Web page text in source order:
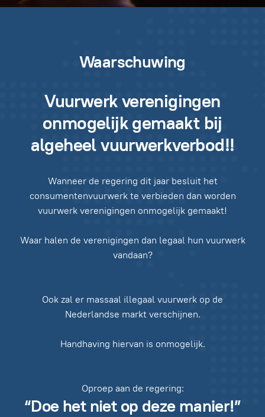
Waarschuwing
Vuurwerk verenigingen
onmogelijk gemaakt bij
algeheel vuurwerkverbod!!
Wanneer de regering dit jaar besluit het
consumentenvuurwerk te verbieden dan worden
vuurwerk verenigingen onmogelijk gemaakt!
Waar halen de verenigingen dan legaal hun vuurwerk
vandaan?
Ook zal er massaal illegaal vuurwerk op de
Nederlandse markt verschijnen.
Handhaving hiervan is onmogelijk.
Oproep aan de regering:
“Doe het niet op deze manier!”